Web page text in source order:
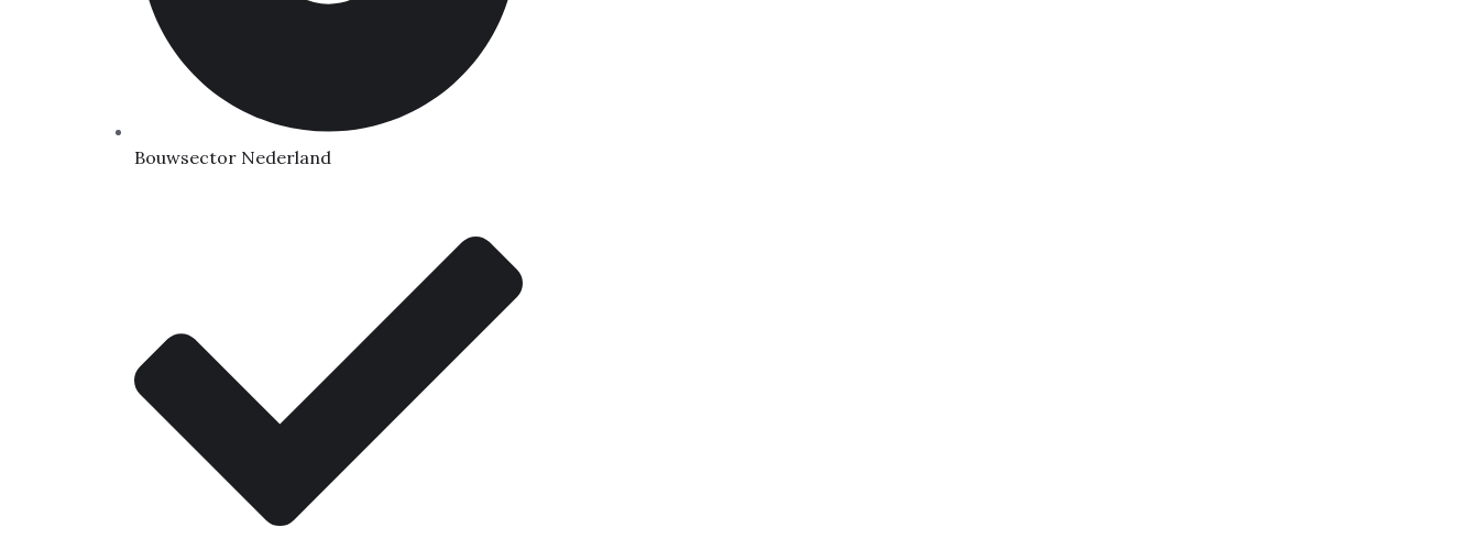
Bouwsector Nederland